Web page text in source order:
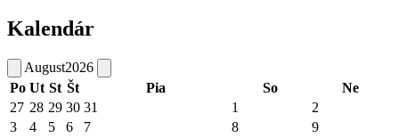
Kalendár
August2026
Po Ut St Št Pia So
Ne
27 28 29 30 31 1
2
3
4 5 6 7 8 9